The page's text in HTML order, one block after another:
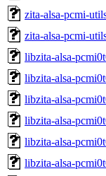
zita-alsa-pcmi-
zita-alsa-pcmi-
libzita-alsa-
libzita-alsa-
libzita-alsa-
libzita-alsa-
libzita-alsa-
libzita-alsa-